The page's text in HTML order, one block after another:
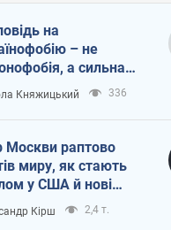
на
– не
а сильна
держава
Княжицький 336
Москви раптово
миру, як стають
у США й нові
топ-рейтинги
Кірш 2,4 т.